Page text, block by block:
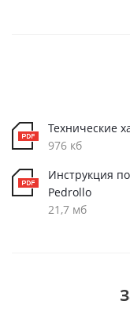
Технические
976 кб
Инструкция
Pedrollo
21,7 мб